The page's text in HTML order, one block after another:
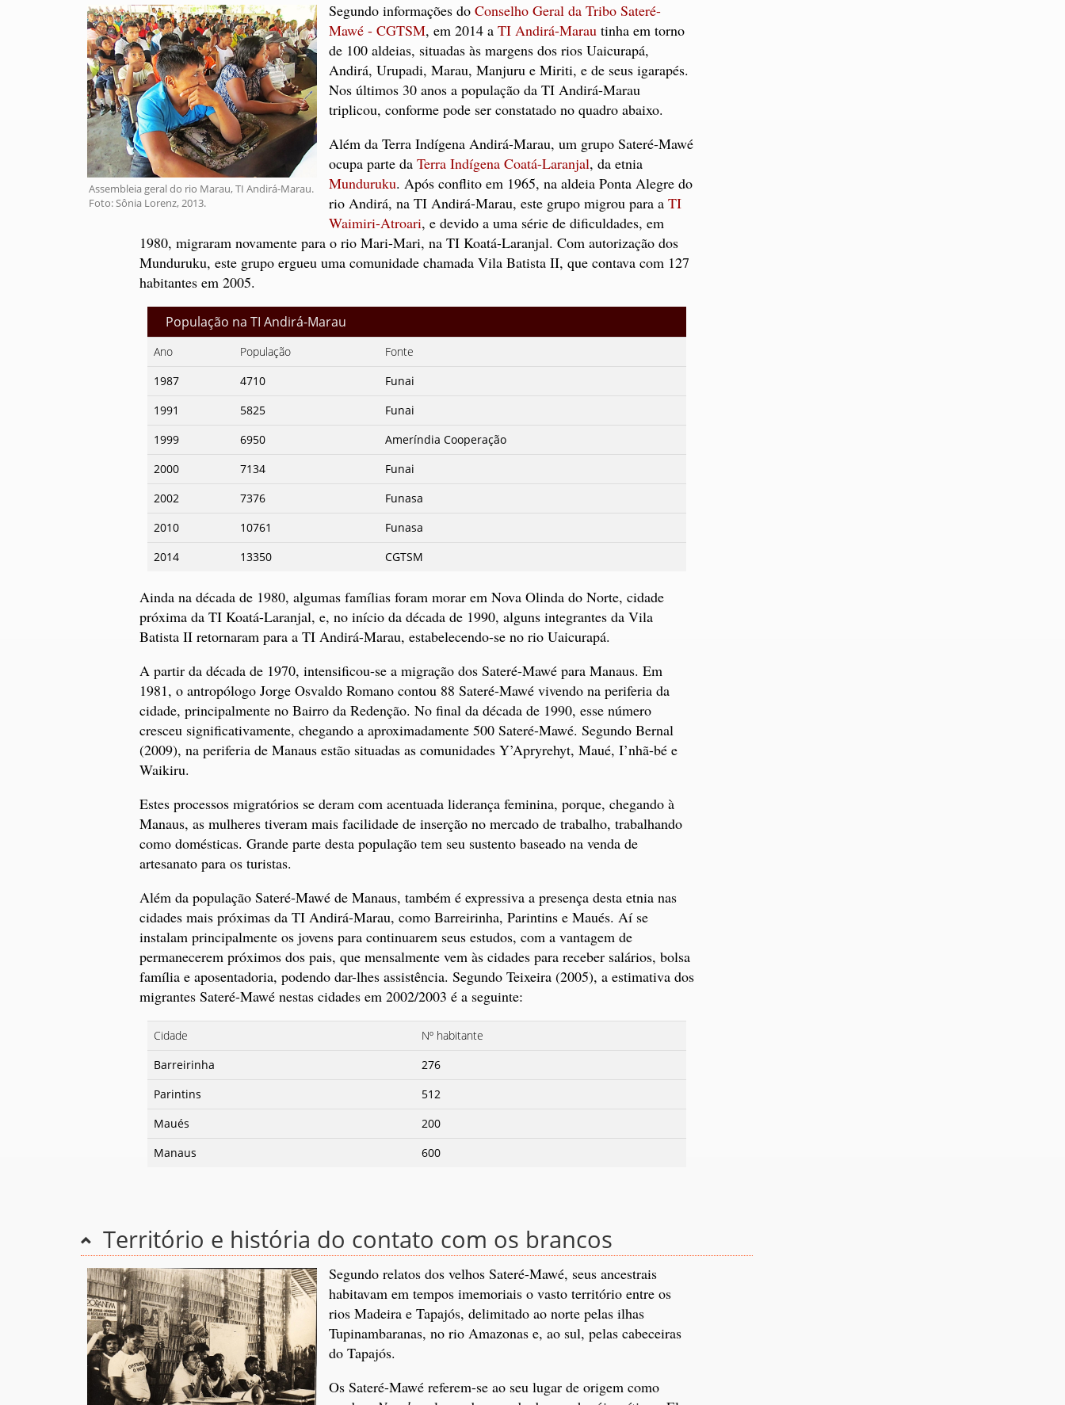
Assembleia geral do rio Marau, TI Andirá-Marau.
Foto: Sônia Lorenz, 2013.
Segundo informações do Conselho Geral da Tribo Sateré-
Mawé - CGTSM, em 2014 a TI Andirá-Marau tinha em torno
de 100 aldeias, situadas às margens dos rios Uaicurapá,
Andirá, Urupadi, Marau, Manjuru e Miriti, e de seus igarapés.
Nos últimos 30 anos a população da TI Andirá-Marau
triplicou, conforme pode ser constatado no quadro abaixo.
Além da Terra Indígena Andirá-Marau, um grupo Sateré-Mawé
ocupa parte da Terra Indígena Coatá-Laranjal, da etnia
Munduruku. Após conflito em 1965, na aldeia Ponta Alegre do
rio Andirá, na TI Andirá-Marau, este grupo migrou para a TI
Waimiri-Atroari, e devido a uma série de dificuldades, em
1980, migraram novamente para o rio Mari-Mari, na TI Koatá-Laranjal. Com autorização dos
Munduruku, este grupo ergueu uma comunidade chamada Vila Batista II, que contava com 127
habitantes em 2005.
População na TI Andirá-Marau
Ano População
Fonte
1987
4710
Funai
1991
5825
Funai
1999
6950
Ameríndia Cooperação
2000
7134
Funai
2002
7376
Funasa
2010
10761
Funasa
2014
13350 CGTSM
Ainda na década de 1980, algumas famílias foram morar em Nova Olinda do Norte, cidade
próxima da TI Koatá-Laranjal, e, no início da década de 1990, alguns integrantes da Vila
Batista II retornaram para a TI Andirá-Marau, estabelecendo-se no rio Uaicurapá.
A partir da década de 1970, intensificou-se a migração dos Sateré-Mawé para Manaus. Em
1981, o antropólogo Jorge Osvaldo Romano contou 88 Sateré-Mawé vivendo na periferia da
cidade, principalmente no Bairro da Redenção. No final da década de 1990, esse número
cresceu significativamente, chegando a aproximadamente 500 Sateré-Mawé. Segundo Bernal
(2009), na periferia de Manaus estão situadas as comunidades Y’Apryrehyt, Maué, I’nhã-bé e
Waikiru.
Estes processos migratórios se deram com acentuada liderança feminina, porque, chegando à
Manaus, as mulheres tiveram mais facilidade de inserção no mercado de trabalho, trabalhando
como domésticas. Grande parte desta população tem seu sustento baseado na venda de
artesanato para os turistas.
Além da população Sateré-Mawé de Manaus, também é expressiva a presença desta etnia nas
cidades mais próximas da TI Andirá-Marau, como Barreirinha, Parintins e Maués. Aí se
instalam principalmente os jovens para continuarem seus estudos, com a vantagem de
permanecerem próximos dos pais, que mensalmente vem às cidades para receber salários, bolsa
família e aposentadoria, podendo dar-lhes assistência. Segundo Teixeira (2005), a estimativa dos
migrantes Sateré-Mawé nestas cidades em 2002/2003 é a seguinte:
Cidade
Nº habitante
Barreirinha
276
Parintins
512
Maués
200
Manaus
600
Território e história do contato com os brancos
Segundo relatos dos velhos Sateré-Mawé, seus ancestrais
habitavam em tempos imemoriais o vasto território entre os
rios Madeira e Tapajós, delimitado ao norte pelas ilhas
Tupinambaranas, no rio Amazonas e, ao sul, pelas cabeceiras
do Tapajós.
Os Sateré-Mawé referem-se ao seu lugar de origem como